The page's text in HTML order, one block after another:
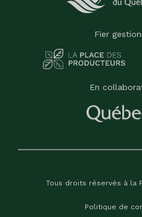
Fier
En
Tous droits réservés à la
Politique de